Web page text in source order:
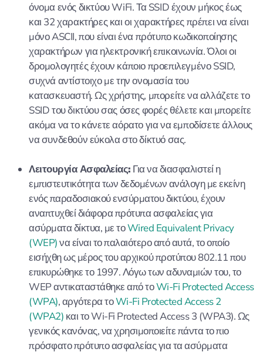
όνομα ενός δικτύου WiFi. Τα SSID έχουν μήκος έως
και 32 χαρακτήρες και οι χαρακτήρες πρέπει να είναι
μόνο ASCII, που είναι ένα πρότυπο κωδικοποίησης
χαρακτήρων για ηλεκτρονική επικοινωνία. Όλοι οι
δρομολογητές έχουν κάποιο προεπιλεγμένο SSID,
συχνά αντίστοιχο με την ονομασία του
κατασκευαστή. Ως χρήστης, μπορείτε να αλλάζετε το
SSID του δικτύου σας όσες φορές θέλετε και μπορείτε
ακόμα να το κάνετε αόρατο για να εμποδίσετε άλλους
να συνδεθούν εύκολα στο δίκτυό σας.
Λειτουργία Ασφαλείας: Για να διασφαλιστεί η
εμπιστευτικότητα των δεδομένων ανάλογη με εκείνη
ενός παραδοσιακού ενσύρματου δικτύου, έχουν
αναπτυχθεί διάφορα πρότυπα ασφαλείας για
ασύρματα δίκτυα, με τοWired Equivalent Privacy
(WEP)να είναι το παλαιότερο από αυτά, το οποίο
εισήχθη ως μέρος του αρχικού προτύπου 802.11 που
επικυρώθηκε το 1997. Λόγω των αδυναμιών του, το
WEP αντικαταστάθηκε από τοWi-Fi Protected Access
(WPA), αργότερα τοWi-Fi Protected Access 2
(WPA2) και το Wi-Fi Protected Access 3 (WPA3). Ως
γενικός κανόνας, να χρησιμοποιείτε πάντα το πιο
πρόσφατο πρότυπο ασφαλείας για τα ασύρματα